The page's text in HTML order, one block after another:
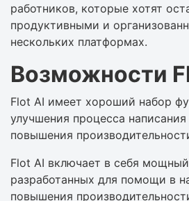
работников, которые хотят
продуктивными и
нескольких платформах.
Возможности
Flot AI имеет хороший набор
улучшения процесса
повышения
Flot AI включает в себя
разработанных для помощи в
повышения